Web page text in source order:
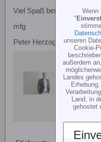
Viel Spaß beim Lesen.
mfg
Peter Herzog
http://
Rund
Wenn
"
unseren
Cookie-
außerdem
Landes
Land, in
gehostet